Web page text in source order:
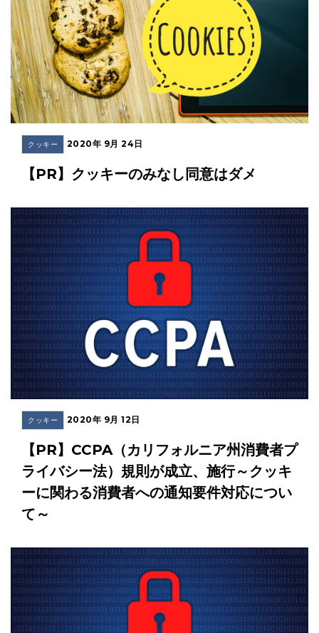
クッキー 2020年 9月 24日
【PR】クッキーのみなし同意はダメ
クッキー 2020年 9月 12日
【PR】CCPA（カリフォルニア州消費者プ
ライバシー法）規則が成立、施行～クッキ
ーに関わる消費者への通知要件対応につい
て～